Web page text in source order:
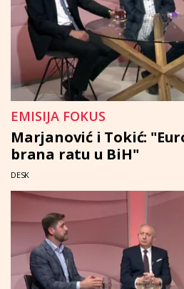
EMISIJA FOKUS
Marjanović i Tokić:
brana ratu u BiH"
DESK